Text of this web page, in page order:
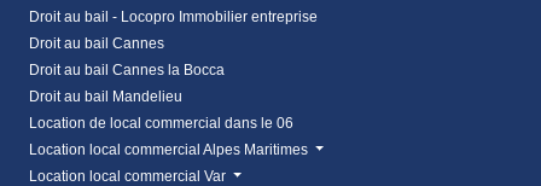
Droit au bail - Locopro Immobilier entreprise
Droit au bail Cannes
Droit au bail Cannes la Bocca
Droit au bail Mandelieu
Location de local commercial dans le 06
Location local commercial Alpes Maritimes
Location local commercial Var